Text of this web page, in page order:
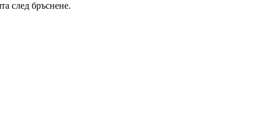
след бръснене.